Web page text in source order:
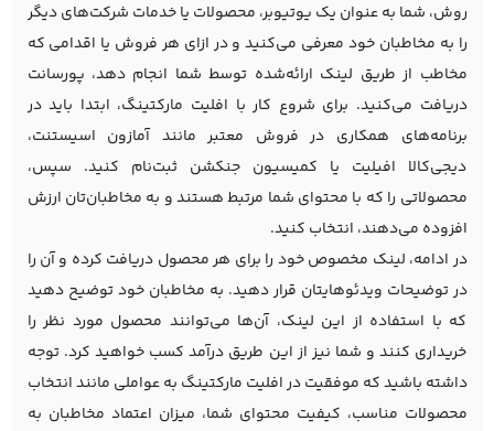
روش، شما به عنوان یک یوتیوبر، محصولات یا خدمات شرکت‌های دیگر
را به مخاطبان خود معرفی می‌کنید و در ازای هر فروش یا اقدامی که
مخاطب از طریق لینک ارائه‌شده توسط شما انجام دهد، پورسانت
دریافت می‌کنید. برای شروع کار با افلیت مارکتینگ، ابتدا باید در
برنامه‌های همکاری در فروش معتبر مانند آمازون اسیستنت،
دیجی‌کالا افیلیت یا کمیسیون جنکشن ثبت‌نام کنید. سپس،
محصولاتی را که با محتوای شما مرتبط هستند و به مخاطبان‌تان ارزش
افزوده می‌دهند، انتخاب کنید.
در ادامه، لینک مخصوص خود را برای هر محصول دریافت کرده و آن را
در توضیحات ویدئوهایتان قرار دهید. به مخاطبان خود توضیح دهید
که با استفاده از این لینک، آن‌ها می‌توانند محصول مورد نظر را
خریداری کنند و شما نیز از این طریق درآمد کسب خواهید کرد. توجه
داشته باشید که موفقیت در افلیت مارکتینگ به عواملی مانند انتخاب
محصولات مناسب، کیفیت محتوای شما، میزان اعتماد مخاطبان به